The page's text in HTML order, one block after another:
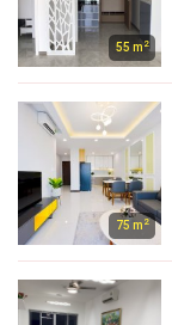
55 m2
75 m 2